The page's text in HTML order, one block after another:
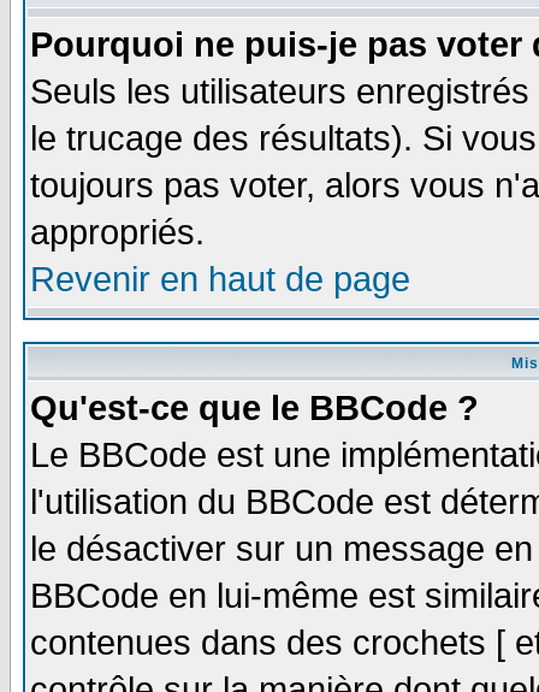
Pourquoi ne puis-je pas voter
Seuls les utilisateurs
le trucage des résultats). Si
toujours pas voter, alors vous
appropriés.
Revenir en haut de page
Qu'est-ce que le BBCode ?
Le BBCode est une
l'utilisation du BBCode est
le désactiver sur un message
BBCode en lui-même est
contenues dans des crochets [